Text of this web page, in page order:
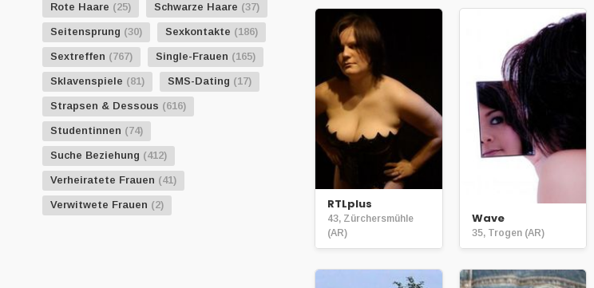
Rote Haare (25) Schwarze Haare (37)
Seitensprung (30) Sexkontakte (186)
Sextreffen (767) Single-Frauen (165)
Sklavenspiele (81) SMS-Dating (17)
Strapsen & Dessous (616)
Studentinnen (74)
Suche Beziehung (412)
Verheiratete Frauen (41)
Verwitwete Frauen (2) RTLplus
43, Zürchersmühle
(AR)
Wave
35, Trogen (AR)